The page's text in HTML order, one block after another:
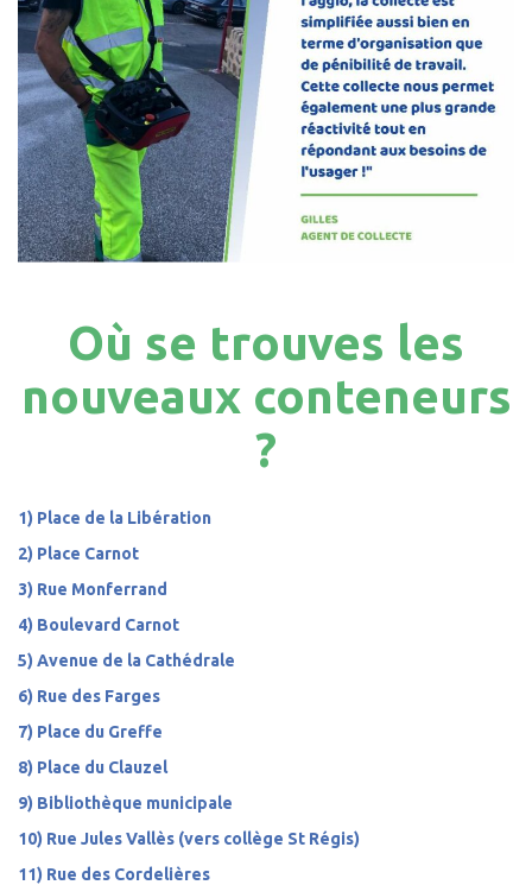
Où se trouves les
nouveaux conteneurs
?
1) Place de la Libération
2) Place Carnot
3) Rue Monferrand
4) Boulevard Carnot
5) Avenue de la Cathédrale
6) Rue des Farges
7) Place du Greffe
8) Place du Clauzel
9) Bibliothèque municipale
10) Rue Jules Vallès (vers collège St Régis)
11) Rue des Cordelières